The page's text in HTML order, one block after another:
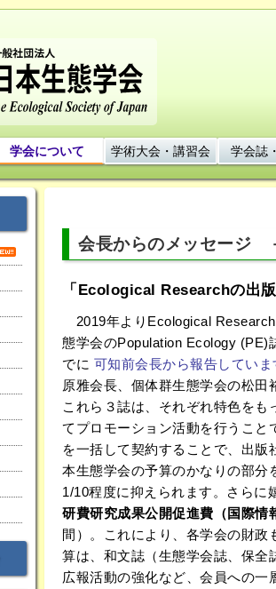
学会について 学術大会・講習会 学会誌
会長からのメッセージ
「Ecological Researchの出
2019年よりEcological
態学会のPopulation Ecology (PE)
でに 可知前会長から報告していま
原雅会長、個体群生態学会の松田
これら３誌は、それぞれ特色を
てプロモーション活動を行うこと
を一括して契約することで、出
本生態学会の予算のかなりの部分
1/10程度に抑えられます。さらに
研費研究成果公開促進費（国際情
間）。これにより、各学会の財
算は、和文誌（生態学会誌、保全
広報活動の強化など、会員への一